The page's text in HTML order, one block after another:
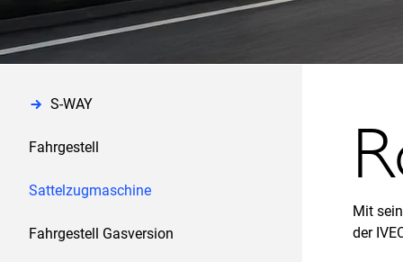
S-WAY
Fahrgestell
Sattelzugmaschine
Fahrgestell Gasversion
Mit
der